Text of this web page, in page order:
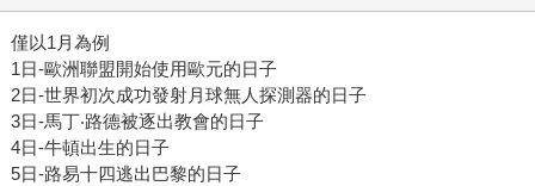
僅以1月為例
1日-歐洲聯盟開始使用歐元的日子
2日-世界初次成功發射月球無人探測器的日子
3日-馬丁‧路德被逐出教會的日子
4日-牛頓出生的日子
5日-路易十四逃出巴黎的日子